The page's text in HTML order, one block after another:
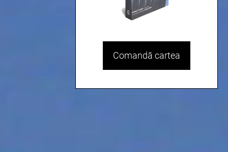
Comandă cartea